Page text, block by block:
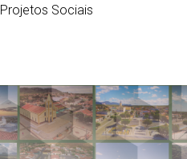
Projetos Sociais